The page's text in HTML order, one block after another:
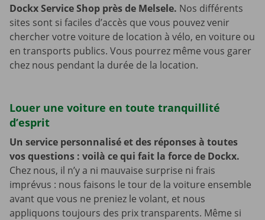
Dockx Service Shop près de Melsele. Nos différents
sites sont si faciles d’accès que vous pouvez venir
chercher votre voiture de location à vélo, en voiture ou
en transports publics. Vous pourrez même vous garer
chez nous pendant la durée de la location.
Louer une voiture en toute tranquillité
d’esprit
Un service personnalisé et des réponses à toutes
vos questions : voilà ce qui fait la force de Dockx.
Chez nous, il n’y a ni mauvaise surprise ni frais
imprévus : nous faisons le tour de la voiture ensemble
avant que vous ne preniez le volant, et nous
appliquons toujours des prix transparents. Même si